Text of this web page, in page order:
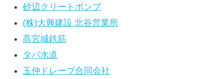
砂辺クリートポンプ
(株)大興建設 北谷営業所
髙宮城鉄筋
タバ水道
玉仲ドレープ合同会社